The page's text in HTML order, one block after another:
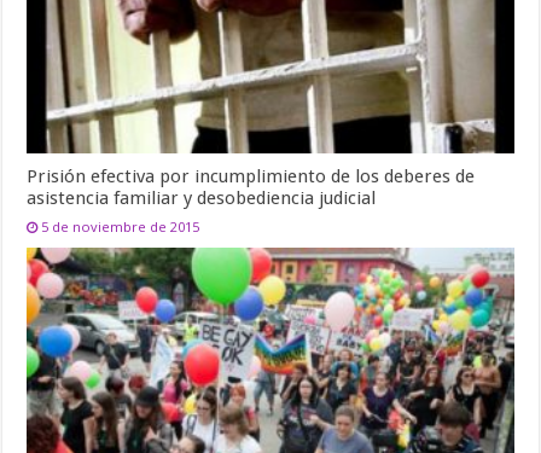
Prisión efectiva por incumplimiento de los deberes de
asistencia familiar y desobediencia judicial
5 de noviembre de 2015